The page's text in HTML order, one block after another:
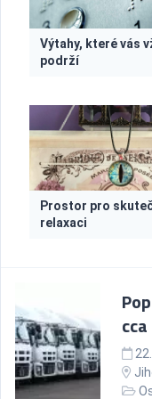
Výtahy, které vás
podrží
Prostor pro
relaxaci